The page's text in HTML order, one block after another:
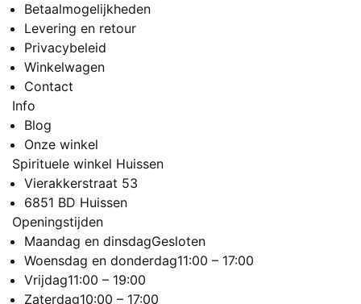
Betaalmogelijkheden
Levering en retour
Privacybeleid
Winkelwagen
Contact
Info
Blog
Onze winkel
Spirituele winkel Huissen
Vierakkerstraat 53
6851 BD Huissen
Openingstijden
Maandag en dinsdagGesloten
Woensdag en donderdag11:00 – 17:00
Vrijdag11:00 – 19:00
Zaterdag10:00 – 17:00